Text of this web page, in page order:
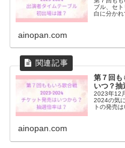
ブル、セ
白に分かれ
ainopan.com
第７回も
いつ？抽
2023年12
2024の気
トの発売
ainopan.com